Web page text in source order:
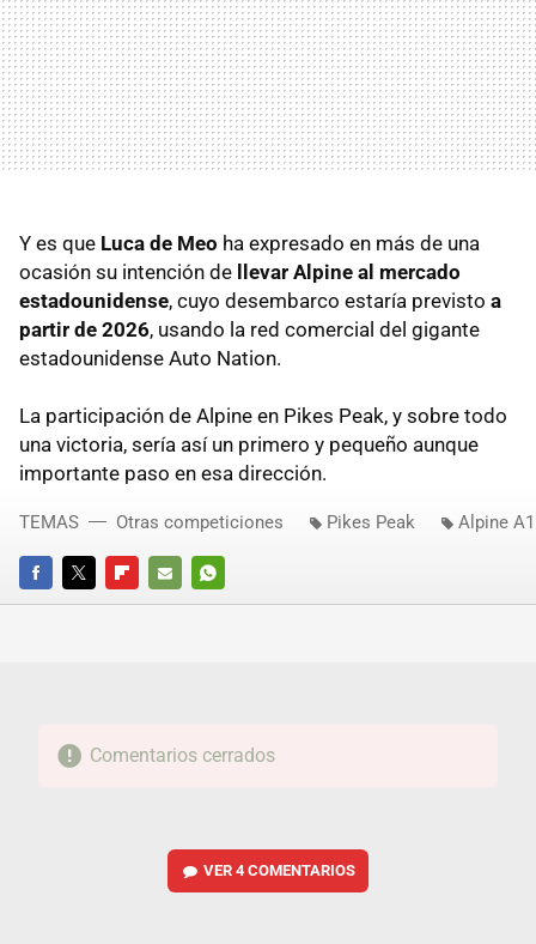
Y es que Luca de Meo ha expresado en más de una
ocasión su intención de llevar Alpine al mercado
estadounidense, cuyo desembarco estaría previsto a
partir de 2026, usando la red comercial del gigante
estadounidense Auto Nation.
La participación de Alpine en Pikes Peak, y sobre todo
una victoria, sería así un primero y pequeño aunque
importante paso en esa dirección.
FACEBOOKTWITTERFLIPBOARD
E-
WHATSAPP
TEMAS Otras competiciones Pikes Peak Alpine
Comentarios cerrados
VER4 COMENTARIOS